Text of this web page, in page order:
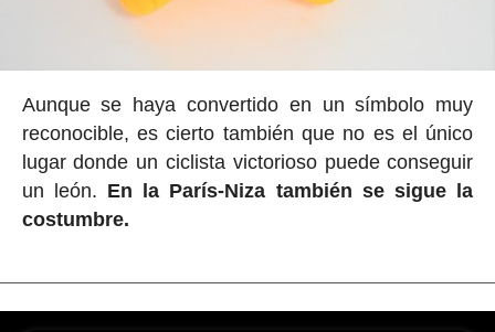
Aunque se haya convertido en un símbolo muy
reconocible, es cierto también que no es el único
lugar donde un ciclista victorioso puede conseguir
un león. En la París-Niza también se sigue la
costumbre.